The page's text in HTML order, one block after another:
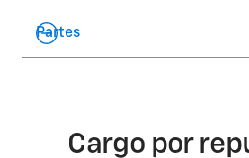
Partes
Cargo por